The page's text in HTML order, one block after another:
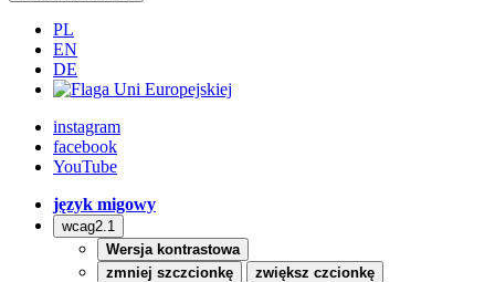
PL
EN
DE
instagram
facebook
YouTube
język migowy
wcag2.1
Wersja kontrastowa
zmniej szczcionkę
zwiększ czcionkę